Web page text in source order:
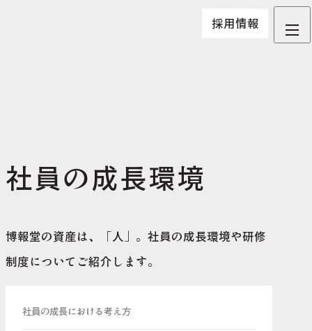
採用情報
社員の成長環境
博報堂の資産は、「人」。社員の成長環境や研修
制度についてご紹介します。
社員の成長における考え方